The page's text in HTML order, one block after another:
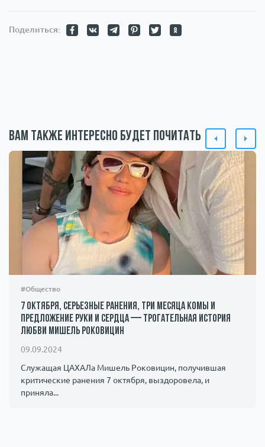
Поделиться:
Вам также интересно будет почитать
#Общество
7 октября, серьезные ранения, три месяца комы и
предложение руки и сердца — трогательная история
любви Мишель Роковицин
09.09.2024
Служащая ЦАХАЛа Мишель Роковицин, получившая
критические ранения 7 октября, выздоровела, и
приняла...